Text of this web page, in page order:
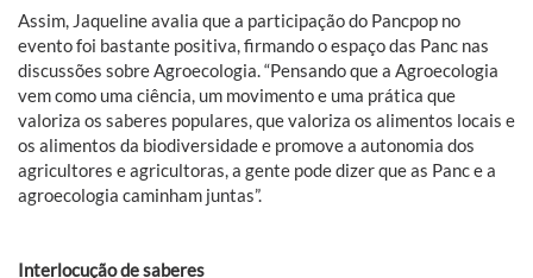
Assim, Jaqueline avalia que a participação do Pancpop no
evento foi bastante positiva, firmando o espaço das Panc nas
discussões sobre Agroecologia. “Pensando que a Agroecologia
vem como uma ciência, um movimento e uma prática que
valoriza os saberes populares, que valoriza os alimentos locais e
os alimentos da biodiversidade e promove a autonomia dos
agricultores e agricultoras, a gente pode dizer que as Panc e a
agroecologia caminham juntas”.
Interlocução de saberes